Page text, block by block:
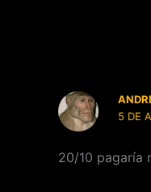
5 DE
20/10 pagaría